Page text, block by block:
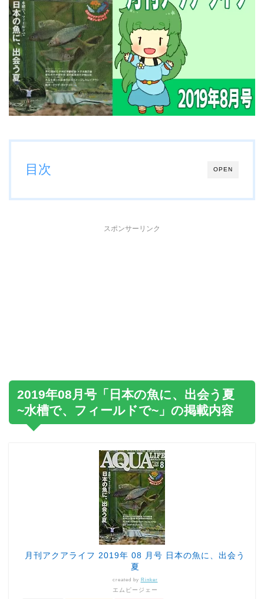
OPEN
目次
スポンサーリンク
2019年08月号「日本の魚に、出会う夏
~水槽で、フィールドで~」の掲載内容
月刊アクアライフ 2019年 08 月号 日本の魚に、出会う
夏
created by Rinker
エムピージェー